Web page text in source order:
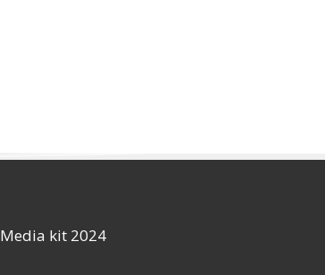
Media kit 2024